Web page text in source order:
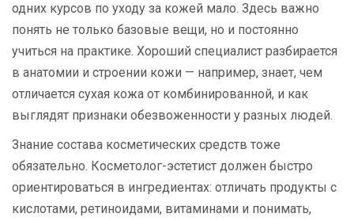
одних курсов по уходу за кожей мало. Здесь важно
понять не только базовые вещи, но и постоянно
учиться на практике. Хороший специалист разбирается
в анатомии и строении кожи — например, знает, чем
отличается сухая кожа от комбинированной, и как
выглядят признаки обезвоженности у разных людей.
Знание состава косметических средств тоже
обязательно. Косметолог-эстетист должен быстро
ориентироваться в ингредиентах: отличать продукты с
кислотами, ретиноидами, витаминами и понимать,